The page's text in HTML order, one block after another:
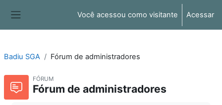
Você acessou como visitante Acessar
Badiu SGA Fórum de administradores
FÓRUM
Fórum de administradores